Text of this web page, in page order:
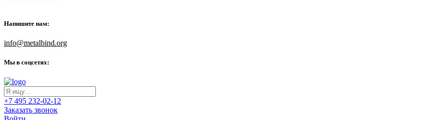
Напишите нам:
info@metalbind.org
Мы в соцсетях:
+7 495 232-02-12
Заказать звонок